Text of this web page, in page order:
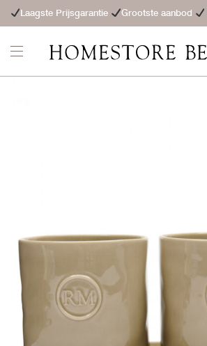
Laagste Prijsgarantie Grootste aanbod